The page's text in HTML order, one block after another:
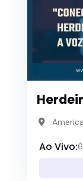
Ao Vivo: